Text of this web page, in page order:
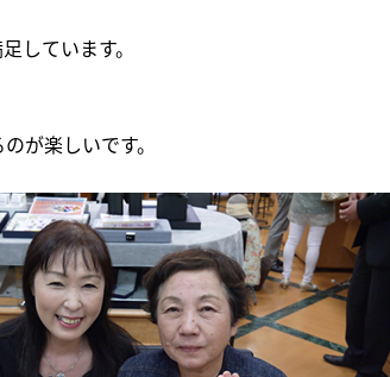
しています。
が楽しいです。